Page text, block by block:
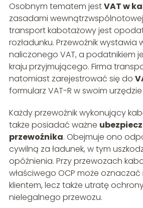
Osobnym tematem jestVAT w
zasadami
transport kabotażowy jest
rozładunku. Przewoźnik wystawia
naliczonego VAT, a podatnikiem
kraju przyjmującego. Firma
natomiast zarejestrować się do
formularz VAT-R w swoim
Każdy przewoźnik wykonujący
także posiadać ważne
przewoźnika. Obejmuje ono
cywilną za ładunek, w tym
opóźnienia. Przy przewozach
właściwego OCP może oznaczać
klientem, lecz także utratę
nielegalnego przewozu.